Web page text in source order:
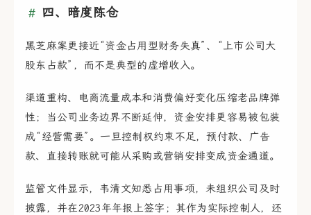
四、暗度陈仓
黑芝麻案更接近“资金占用型财务失真”、“上市公司大
股东占款”，而不是典型的虚增收入。
渠道重构、电商流量成本和消费偏好变化压缩老品牌弹
性；当公司业务边界不断延伸，资金安排更容易被包装
成“经营需要”。一旦控制权约束不足，预付款、广告
款、直接转账就可能从采购或营销安排变成资金通道。
监管文件显示，韦清文知悉占用事项，未组织公司及时
披露，并在2023年年报上签字；其作为实际控制人，还